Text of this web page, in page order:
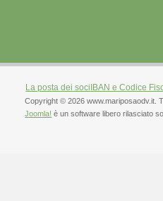
La posta dei soci IBAN e Codice
Copyright © 2026 www.mariposaodv.it.
Joomla! è un software libero rilasciato